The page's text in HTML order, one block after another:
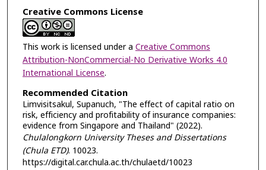
Creative Commons License
This work is licensed under a Creative Commons
Attribution-NonCommercial-No Derivative Works 4.0
International License.
Recommended Citation
Limvisitsakul, Supanuch, "The effect of capital ratio on
risk, efficiency and profitability of insurance companies:
evidence from Singapore and Thailand" (2022).
Chulalongkorn University Theses and Dissertations
(Chula ETD). 10023.
https://digital.car.chula.ac.th/chulaetd/10023